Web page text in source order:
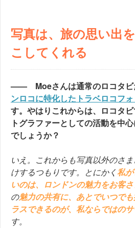
写真は、旅の思い出
こしてくれる
—— Moeさんは通常のロコタビ
ンロコに特化したトラベロコフォ
す。やはりこれからは、ロコタ
トグラファーとしての活動を中
でしょうか？
いえ。これからも写真以外のさ
けするつもりです。とにかく私
いのは、ロンドンの魅力をお客さ
の魅力の共有に、あとでいつで
ラスできるのが、私ならではの
す。